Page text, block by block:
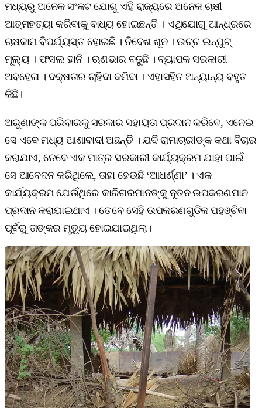
ମଧ୍ୟରୁ ଅନେକ ସଂକଟ ଯୋଗୁ ଏହି ରାଜ୍ୟରେ ଅନେକ ଚାଷୀ
ଆତ୍ମହତ୍ୟା କରିବାକୁ ବାଧ୍ୟ ହୋଇଛନ୍ତି । ଏଥିଯୋଗୁ ଆନ୍ଧ୍ରରେ
ଚାଷକାମ ବିପର୍ଯ୍ୟସ୍ତ ହୋଇଛି । ନିବେଶ ଶୂନ । ଉଚ୍ଚ ଇନ୍‌ପୁଟ୍‌
ମୂଲ୍ୟ । ଫସଲ ହାନି । ଋଣଭାର ବଢୁଛି । ବ୍ୟାପକ ସରକାରୀ
ଅବହେଳା । ଦକ୍ଷତାର ଚାହିଦା କମିବା । ଏହାସହିତ ଅନ୍ୟାନ୍ୟ ବହୁତ
କିଛି।
ଅରୁଣାଙ୍କ ପରିବାରକୁ ସରକାର ସହାୟତା ପ୍ରଦାନ କରିବେ, ଏନେଇ
ସେ ଏବେ ମଧ୍ୟ ଆଶାବାଦୀ ଅଛନ୍ତି । ଯଦି ରାମାଚାରୀଙ୍କ କଥା ବିଚାର
କରାଯାଏ, ତେବେ ଏକ ମାତ୍ର ସରକାରୀ କାର୍ଯ୍ୟକ୍ରମ ଯାହା ପାଇଁ
ସେ ଆବେଦନ କରିଥିଲେ, ତାହା ହେଉଛି ‘ଆଧର୍ଣ୍ଣା’ । ଏକ
କାର୍ଯ୍ୟକ୍ରମ ଯେଉଁଥିରେ କାରିଗରମାନଙ୍କୁ ନୂତନ ଉପକରଣମାନ
ପ୍ରଦାନ କରାଯାଇଥାଏ । ତେବେ ସେହି ଉପକରଣଗୁଡିକ ପହଞ୍ଚିବା
ପୂର୍ବରୁ ତାଙ୍କର ମୃତ୍ୟୁ ହୋଇଯାଇଥିଲା।